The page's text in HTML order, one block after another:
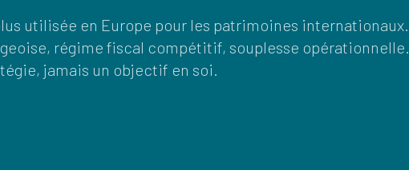
utilisée en Europe pour les patrimoines internationaux.
régime fiscal compétitif, souplesse opérationnelle.
jamais un objectif en soi.